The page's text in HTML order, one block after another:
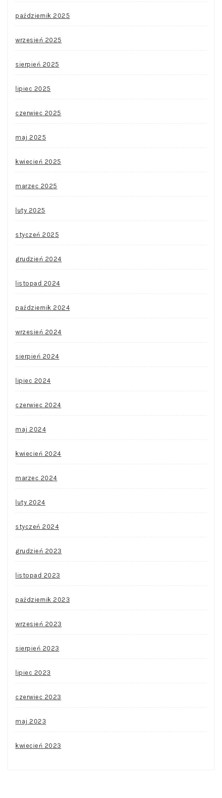
październik 2025
wrzesień 2025
sierpień 2025
lipiec 2025
czerwiec 2025
maj 2025
kwiecień 2025
marzec 2025
luty 2025
styczeń 2025
grudzień 2024
listopad 2024
październik 2024
wrzesień 2024
sierpień 2024
lipiec 2024
czerwiec 2024
maj 2024
kwiecień 2024
marzec 2024
luty 2024
styczeń 2024
grudzień 2023
listopad 2023
październik 2023
wrzesień 2023
sierpień 2023
lipiec 2023
czerwiec 2023
maj 2023
kwiecień 2023